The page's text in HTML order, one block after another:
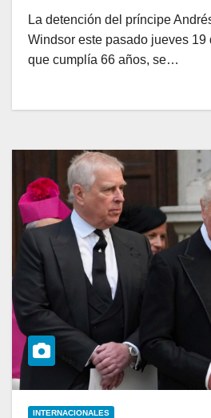
La detención del príncipe
Windsor este pasado jueves 19
que cumplía 66 años, se…
INTERNACIONALES